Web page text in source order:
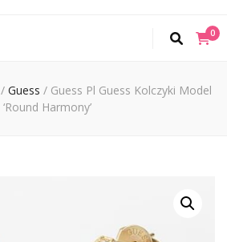
0
/ Guess / Guess Pl Guess Kolczyki Model
‘Round Harmony’